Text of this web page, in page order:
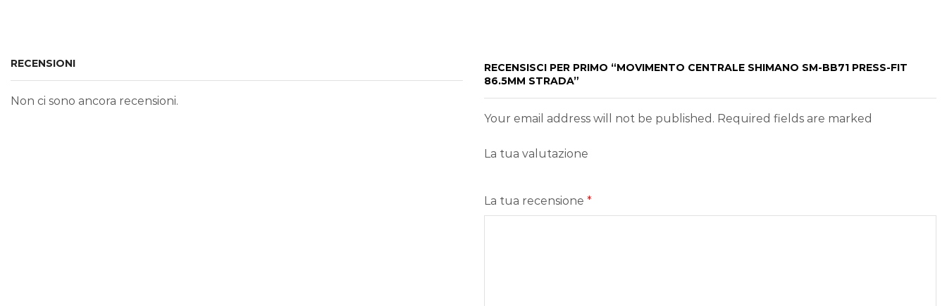
RECENSIONI
Non ci sono ancora recensioni.
RECENSISCI PER PRIMO “MOVIMENTO CENTRALE SHIMANO SM-BB71 PRESS-FIT
86.5MM STRADA”
Your email address will not be published. Required fields are marked
La tua valutazione
La tua recensione *